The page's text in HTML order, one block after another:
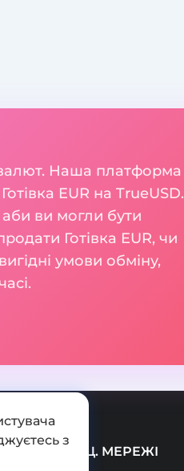
Наша платформа
EUR на TrueUSD.
ви могли бути
Готівка EUR, чи
умови обміну,
СОЦ. МЕРЕЖІ
з